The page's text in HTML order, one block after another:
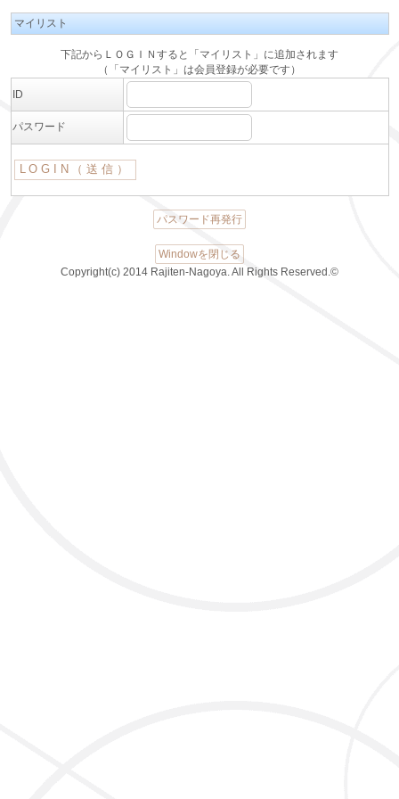
マイリスト
下記からＬＯＧＩＮすると「マイリスト」に追加されます
（「マイリスト」は会員登録が必要です）
ID
パスワード
パスワード再発行
Windowを閉じる
Copyright(c) 2014 Rajiten-Nagoya. All Rights Reserved.©